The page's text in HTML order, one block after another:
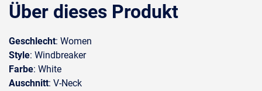
Über dieses Produkt
Geschlecht: Women
Style: Windbreaker
Farbe: White
Auschnitt: V-Neck